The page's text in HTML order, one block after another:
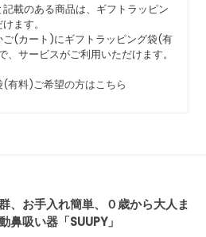
載のある商品は、ギフトラッピン
ます。
(カート)にギフトラッピング袋(有
サービスがご利用いただけます。
料)ご希望の方はこちら
、お手入れ簡単、０歳から大人ま
吸い器「SUUPY」